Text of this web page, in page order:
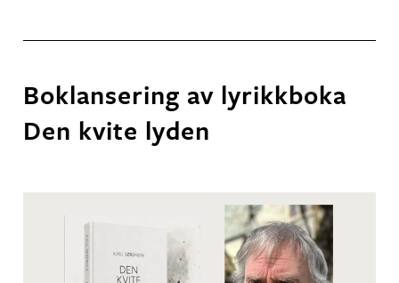
Boklansering av lyrikkboka
Den kvite lyden